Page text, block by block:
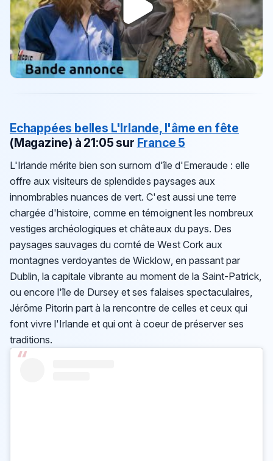
Echappées belles L'Irlande, l'âme en fête
(Magazine) à 21:05 sur France 5
L'Irlande mérite bien son surnom d'île d'Emeraude : elle
offre aux visiteurs de splendides paysages aux
innombrables nuances de vert. C'est aussi une terre
chargée d'histoire, comme en témoignent les nombreux
vestiges archéologiques et châteaux du pays. Des
paysages sauvages du comté de West Cork aux
montagnes verdoyantes de Wicklow, en passant par
Dublin, la capitale vibrante au moment de la Saint-Patrick,
ou encore l'île de Dursey et ses falaises spectaculaires,
Jérôme Pitorin part à la rencontre de celles et ceux qui
font vivre l'Irlande et qui ont à coeur de préserver ses
traditions.